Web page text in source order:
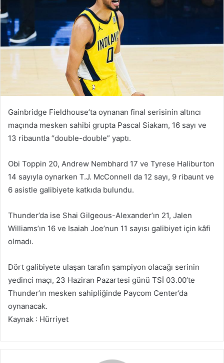
Gainbridge Fieldhouse’ta oynanan final serisinin altıncı
maçında mesken sahibi grupta Pascal Siakam, 16 sayı ve
13 ribauntla “double-double” yaptı.
Obi Toppin 20, Andrew Nembhard 17 ve Tyrese Haliburton
14 sayıyla oynarken T.J. McConnell da 12 sayı, 9 ribaunt ve
6 asistle galibiyete katkıda bulundu.
Thunder’da ise Shai Gilgeous-Alexander’ın 21, Jalen
Williams’ın 16 ve Isaiah Joe’nun 11 sayısı galibiyet için kâfi
olmadı.
Dört galibiyete ulaşan tarafın şampiyon olacağı serinin
yedinci maçı, 23 Haziran Pazartesi günü TSİ 03.00’te
Thunder’ın mesken sahipliğinde Paycom Center’da
oynanacak.
Kaynak : Hürriyet